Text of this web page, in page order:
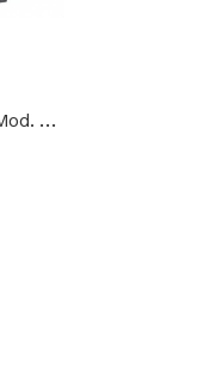
Pistola CO2 Balín de acero KWC Mod. Colt 1911